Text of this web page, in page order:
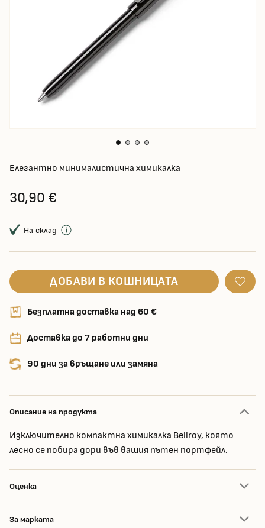
Елегантно минималистична химикалка
30,90 €
На склад
ДОБАВИ В КОШНИЦАТА
Безплатна доставка над 60 €
Доставка до 7 работни дни
90 дни за връщане или замяна
Описание на продукта
Изключително компактна химикалка Bellroy, която
лесно се побира дори във вашия пътен портфейл.
Оценка
За марката